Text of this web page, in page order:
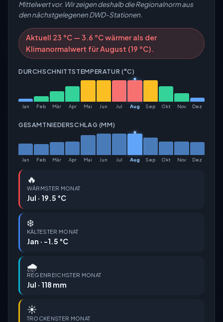
Mittelwert vor. Wir zeigen deshalb die Regionalnorm aus
den nächstgelegenen DWD-Stationen.
Aktuell 23 °C — 3.6 °C wärmer als der
Klimanormalwert für August (19 °C).
DURCHSCHNITTSTEMPERATUR (°C)
Jan Feb Mär Apr Mai Jun Jul Aug Sep Okt Nov Dez
GESAMTNIEDERSCHLAG (MM)
Jan Feb Mär Apr Mai Jun Jul Aug Sep Okt Nov Dez
🔥
WÄRMSTER MONAT
Jul · 19.5 °C
❄️
KÄLTESTER MONAT
Jan · -1.5 °C
🌧️
REGENREICHSTER MONAT
Jul · 118 mm
☀️
TROCKENSTER MONAT